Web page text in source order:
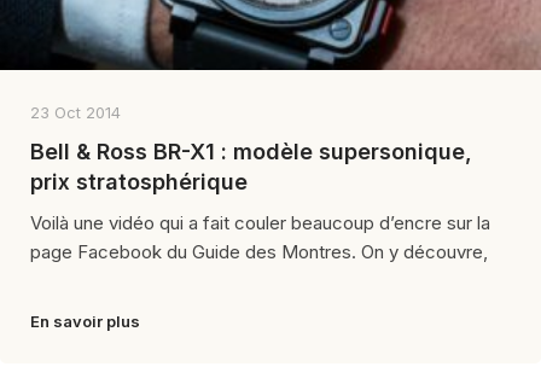
23 Oct 2014
Bell & Ross BR-X1 : modèle supersonique,
prix stratosphérique
Voilà une vidéo qui a fait couler beaucoup d’encre sur la
page Facebook du Guide des Montres. On y découvre,
En savoir plus